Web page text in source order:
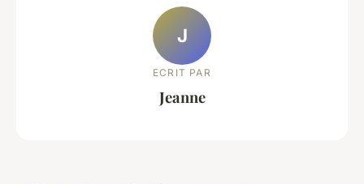
J
ECRIT PAR
Jeanne